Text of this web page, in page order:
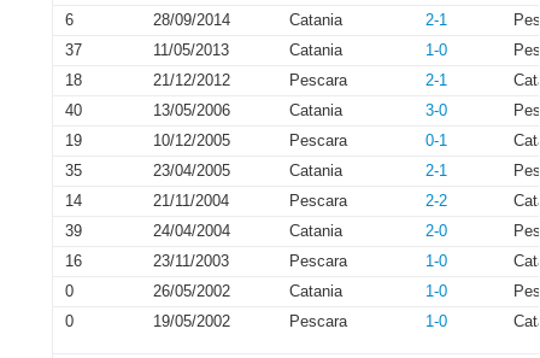
6
28/09/2014 Catania 2-1
37
11/05/2013 Catania 1-0
18
21/12/2012 Pescara 2-1
40
13/05/2006 Catania 3-0
19
10/12/2005 Pescara 0-1
35
23/04/2005 Catania 2-1
14
21/11/2004 Pescara 2-2
39
24/04/2004 Catania 2-0
16
23/11/2003 Pescara 1-0
0
26/05/2002 Catania 1-0
0
19/05/2002 Pescara 1-0